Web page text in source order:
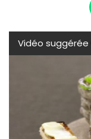
Vidéo suggérée